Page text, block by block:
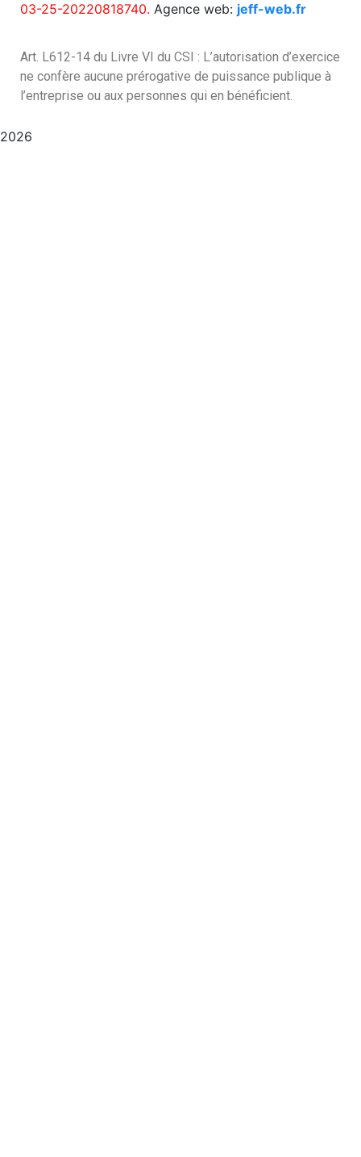
03-25-20220818740. Agence web: jeff-web.fr
Art. L612-14 du Livre VI du CSI : L’autorisation d’exercice
ne confère aucune prérogative de puissance publique à
l’entreprise ou aux personnes qui en bénéficient.
2026